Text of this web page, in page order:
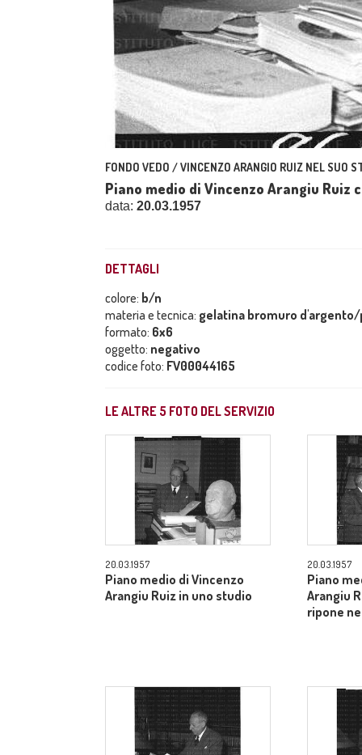
FONDO VEDO / VINCENZO ARANGIO RUIZ NEL SUO
Piano medio di Vincenzo Arangiu
data: 20.03.1957
DETTAGLI
colore: b/n
materia e tecnica: gelatina bromuro
formato: 6x6
oggetto: negativo
codice foto: FV00044165
LE ALTRE 5 FOTO DEL SERVIZIO
20.03.1957
Piano medio di Vincenzo
Arangiu Ruiz in uno studio
20.03.1957
Piano
Arangiu
ripone